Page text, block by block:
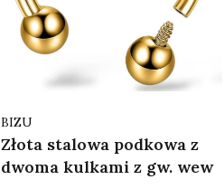
Złota stalowa podkowa z
dwoma kulkami z gw. wew
Producent
BIZU